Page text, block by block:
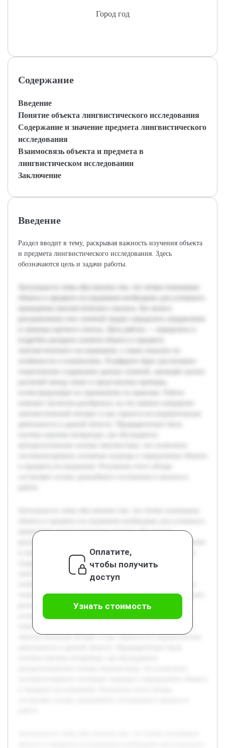
Город год
Содержание
Введение
Понятие объекта лингвистического исследования
Содержание и значение предмета лингвистического
исследования
Взаимосвязь объекта и предмета в
лингвистическом исследовании
Заключение
Введение
Раздел вводит в тему, раскрывая важность изучения объекта
и предмета лингвистического исследования. Здесь
обозначаются цель и задачи работы.
проведения лингвистического анализа. Без ясного
разграничения этих понятий трудно определить направление
и границы научного поиска. Цель работы — определить и
подробно раскрыть понятия объекта и предмета
лингвистического исследования, а также показать их
теоретическое содержание данных понятий, проведён анализ
различий между ними и представлены примеры,
иллюстрирующие их применение на практике. Работа
поможет читателю разобраться, на что именно направлен
лингвистический интерес и как строится исследовательская
Оплатите,
чтобы получить
доступ
Узнать стоимость